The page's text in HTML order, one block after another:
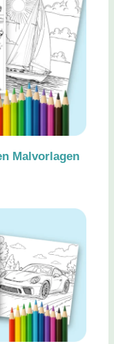
Malvorlagen